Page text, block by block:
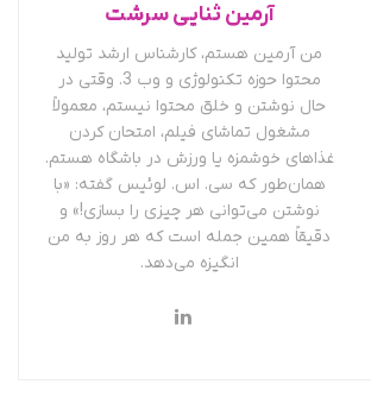
آرمین ثنایی سرشت
من آرمین هستم، کارشناس ارشد تولید
محتوا حوزه تکنولوژی و وب 3. وقتی در
حال نوشتن و خلق محتوا نیستم، معمولاً
مشغول تماشای فیلم، امتحان کردن
غذاهای خوشمزه یا ورزش در باشگاه هستم.
همان‌طور که سی. اس. لوئیس گفته: «با
نوشتن می‌توانی هر چیزی را بسازی!» و
دقیقاً همین جمله است که هر روز به من
انگیزه می‌دهد.